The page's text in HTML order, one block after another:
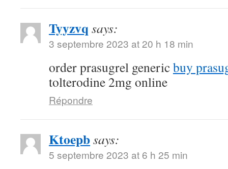
Tyyzvq says:
3 septembre 2023 at 20 h 18 min
order prasugrel genericbuy
tolterodine 2mg online
Répondre
Ktoepbsays:
5 septembre 2023 at 6 h 25 min